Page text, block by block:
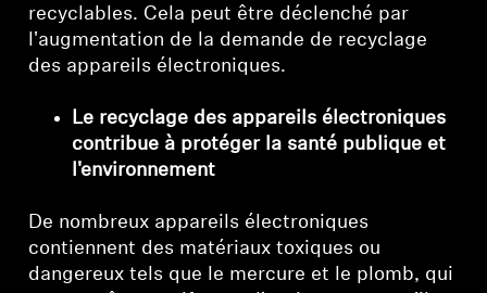
recyclables. Cela peut être déclenché par
l'augmentation de la demande de recyclage
des appareils électroniques.
Le recyclage des appareils électroniques
contribue à protéger la santé publique et
l'environnement
De nombreux appareils électroniques
contiennent des matériaux toxiques ou
dangereux tels que le mercure et le plomb, qui